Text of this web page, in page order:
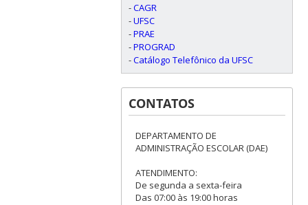
-CAGR
-UFSC
-PRAE
-PROGRAD
-Catálogo Telefônico da UFSC
CONTATOS
DEPARTAMENTO DE
ADMINISTRAÇÃO ESCOLAR (DAE)
ATENDIMENTO:
De segunda a sexta-feira
Das 07:00 às 19:00 horas